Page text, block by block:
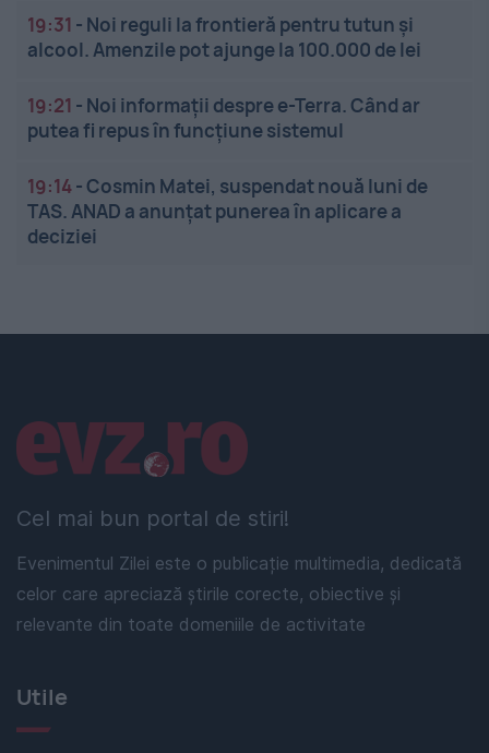
19:31 - Noi reguli la frontieră pentru tutun și
alcool. Amenzile pot ajunge la 100.000 de lei
19:21 - Noi informații despre e-Terra. Când ar
putea fi repus în funcțiune sistemul
19:14-Cosmin Matei, suspendat nouă luni de
TAS. ANAD a anunțat punerea în aplicare a
deciziei
Cel mai bun portal de stiri!
Evenimentul Zilei este o publicație multimedia, dedicată
celor care apreciază știrile corecte, obiective și
relevante din toate domeniile de activitate
Linkuri utile
Utile